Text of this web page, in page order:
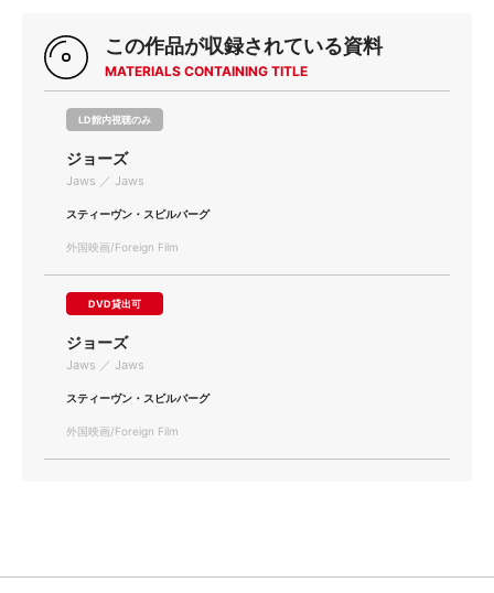
この作品が収録されている資料
MATERIALS CONTAINING TITLE
LD館内視聴のみ
ジョーズ
Jaws ／ Jaws
スティーヴン・スピルバーグ
外国映画/Foreign Film
DVD貸出可
ジョーズ
Jaws ／ Jaws
スティーヴン・スピルバーグ
外国映画/Foreign Film